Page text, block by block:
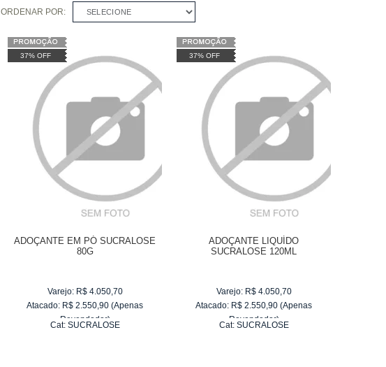
ORDENAR POR: SELECIONE
37% OFF
ADOÇANTE EM PÓ SUCRALOSE
80G
Varejo: R$ 4.050,70
Atacado: R$ 2.550,90 (Apenas
Revendedor)
Cat: SUCRALOSE
37% OFF
ADOÇANTE LIQUÍDO
SUCRALOSE 120ML
Varejo: R$ 4.050,70
Atacado: R$ 2.550,90 (Apenas
Revendedor)
Cat: SUCRALOSE